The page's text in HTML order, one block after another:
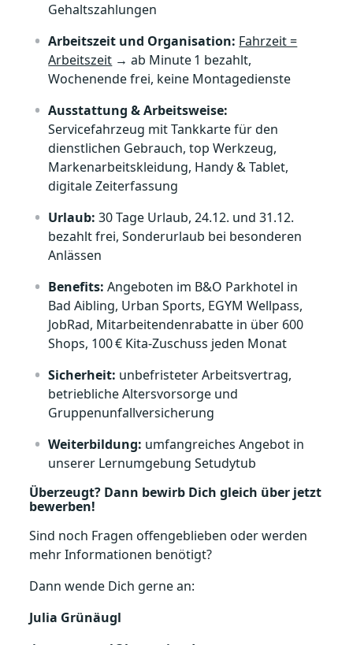
Gehaltszahlungen
Arbeitszeit und Organisation: Fahrzeit =
Arbeitszeit → ab Minute1 bezahlt,
Wochenende frei, keine Montagedienste
Ausstattung & Arbeitsweise:
Servicefahrzeug mit Tankkarte für den
dienstlichen Gebrauch, top Werkzeug,
Markenarbeitskleidung, Handy & Tablet,
digitale Zeiterfassung
Urlaub:30 Tage Urlaub, 24.12. und 31.12.
bezahlt frei, Sonderurlaub bei besonderen
Anlässen
Benefits:Angeboten im B&O Parkhotel in
Bad Aibling, Urban Sports, EGYM Wellpass,
JobRad, Mitarbeitendenrabatte in über 600
Shops, 100€ Kita‑Zuschuss jeden Monat
Sicherheit: unbefristeter Arbeitsvertrag,
betriebliche Altersvorsorge und
Gruppenunfallversicherung
Weiterbildung: umfangreiches Angebot in
unserer Lernumgebung Setudytub
Überzeugt? Dann bewirb Dich gleich über jetzt
bewerben!
Sind noch Fragen offengeblieben oder werden
mehr Informationen benötigt?
Dann wende Dich gerne an:
Julia Grünäugl